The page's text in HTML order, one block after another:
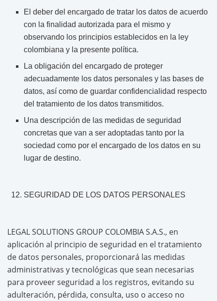
El deber del encargado de tratar los datos de acuerdo
con la finalidad autorizada para el mismo y
observando los principios establecidos en la ley
colombiana y la presente política.
La obligación del encargado de proteger
adecuadamente los datos personales y las bases de
datos, así como de guardar confidencialidad respecto
del tratamiento de los datos transmitidos.
Una descripción de las medidas de seguridad
concretas que van a ser adoptadas tanto por la
sociedad como por el encargado de los datos en su
lugar de destino.
SEGURIDAD DE LOS DATOS PERSONALES
LEGAL SOLUTIONS GROUP COLOMBIA S.A.S., en
aplicación al principio de seguridad en el tratamiento
de datos personales, proporcionará las medidas
administrativas y tecnológicas que sean necesarias
para proveer seguridad a los registros, evitando su
adulteración, pérdida, consulta, uso o acceso no